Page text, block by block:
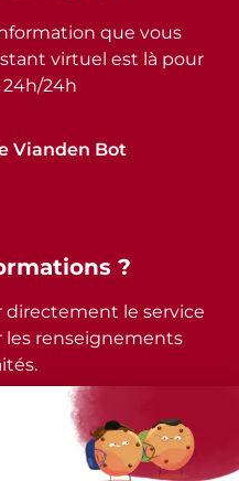
que vous
virtuel est là pour
24h
Vianden Bot
?
directement le service
renseignements
- Tous droits réservés